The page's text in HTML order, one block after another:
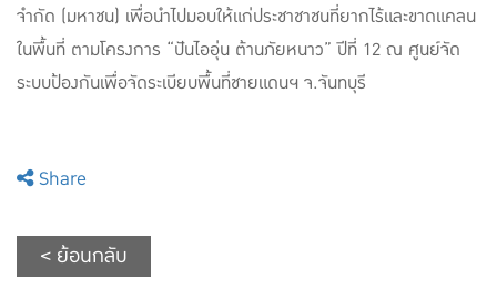
จำกัด (มหาชน) เพื่อนำไปมอบให้แก่ประชาชาชนที่ยากไร้และขาดแคลน
ในพื้นที่ ตามโครงการ “ปันไออุ่น ต้านภัยหนาว” ปีที่ 12 ณ ศูนย์จัด
ระบบป้องกันเพื่อจัดระเบียบพื้นที่ชายแดนฯ จ.จันทบุรี
Share
< ย้อนกลับ